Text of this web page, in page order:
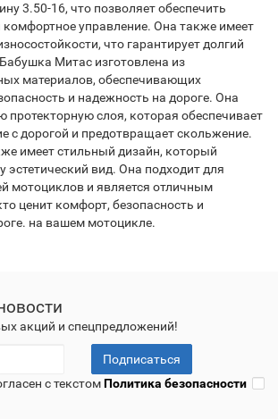
3.50-16, что позволяет обеспечить
комфортное управление. Она также имеет
что гарантирует долгий
Митас изготовлена из
материалов, обеспечивающих
и надежность на дороге. Она
протекторную слоя, которая обеспечивает
с дорогой и предотвращает скольжение.
имеет стильный дизайн, который
эстетический вид. Она подходит для
мотоциклов и является отличным
ценит комфорт, безопасность и
на вашем мотоцикле.
акций и спецпредложений!
Подписаться
с текстомПолитика безопасности